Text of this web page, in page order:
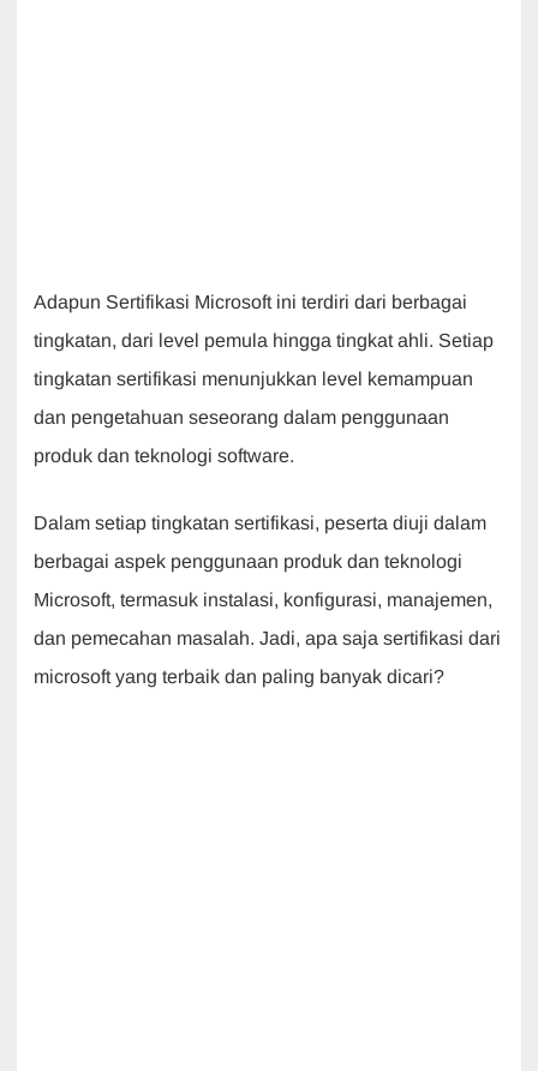
Adapun Sertifikasi Microsoft ini terdiri dari berbagai
tingkatan, dari level pemula hingga tingkat ahli. Setiap
tingkatan sertifikasi menunjukkan level kemampuan
dan pengetahuan seseorang dalam penggunaan
produk dan teknologi software.
Dalam setiap tingkatan sertifikasi, peserta diuji dalam
berbagai aspek penggunaan produk dan teknologi
Microsoft, termasuk instalasi, konfigurasi, manajemen,
dan pemecahan masalah. Jadi, apa saja sertifikasi dari
microsoft yang terbaik dan paling banyak dicari?